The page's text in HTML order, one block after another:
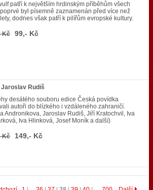
patří k největším hrdinským příběhům všech
byl písemně zaznamenán před více než
dodnes však patří k pilířům evropské kultury.
Kč 99,- Kč
Jaroslav Rudiš
desátého souboru edice Česká povídka
autoři do blízkého i vzdáleného zahraničí.
Andronikova, Jaroslav Rudiš, Jiří Kratochvil, Iva
Iva Hlinková, Josef Moník a další)
Kč 149,- Kč